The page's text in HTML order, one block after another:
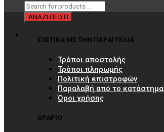
ΣΧΕΤΙΚΑ ΜΕ ΤΗΝ ΠΑΡΑΓΓΕΛΙΑ
Τρόποι αποστολής
Τρόποι πληρωμής
Πολιτική επιστροφών
Παραλαβή από το κατάστημα
Όροι χρήσης
ΩΡΑΡΙΟ